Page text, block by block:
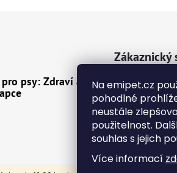
Na emipet.cz
pohodlné
neustále
použitelnost.
souhlas s jejich
Více informací
psy: Zdraví a
Zákaznický
Doprava a
Kontakty
Obchodní
Ochrana